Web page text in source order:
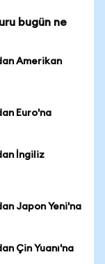
bugün ne
Amerikan
Euro'na
İngiliz
Japon Yeni'na
Çin Yuanı'na